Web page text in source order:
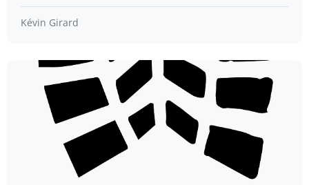
Kévin Girard